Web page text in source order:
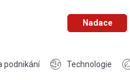
Nadace
podnikání Technologie